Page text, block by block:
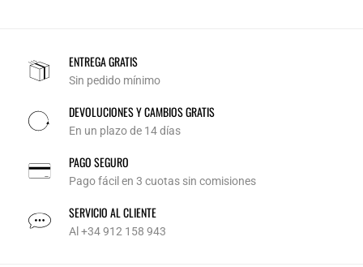
ENTREGA GRATIS
Sin pedido mínimo
DEVOLUCIONES Y CAMBIOS GRATIS
En un plazo de 14 días
PAGO SEGURO
Pago fácil en 3 cuotas sin comisiones
SERVICIO AL CLIENTE
Al +34 912 158 943